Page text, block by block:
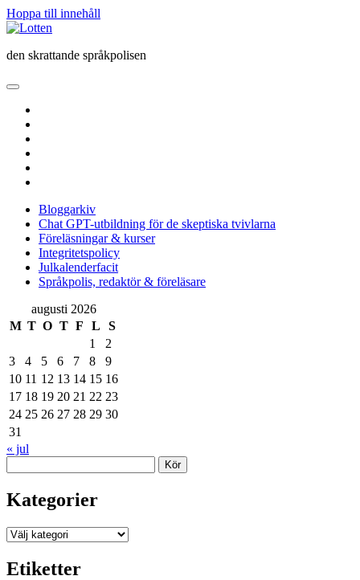
Hoppa till innehåll
Lotten
den skrattande språkpolisen
öppna
meny
Bloggarkiv
Chat GPT-utbildning för de skeptiska tvivlarna
Föreläsningar & kurser
Integritetspolicy
Julkalenderfacit
Språkpolis, redaktör & föreläsare
Sidopanel
augusti 2026
M T O T F L
S
1
2
3
4 5 6 7 8
9
10 11 12 13 14 15 16
17 18 19 20 21 22 23
24 25 26 27 28 29 30
31
« jul
Kategorier
Kategorier
Etiketter